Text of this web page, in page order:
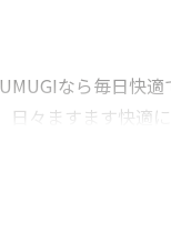
なら毎日快
々ますます快適